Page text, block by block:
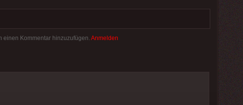
einen Kommentar hinzuzufügen. Anmelden